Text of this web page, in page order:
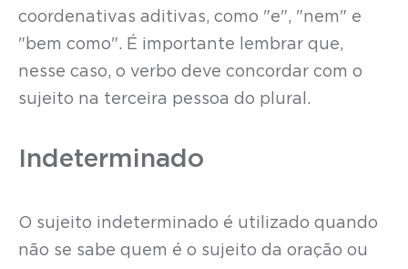
coordenativas aditivas, como "e", "nem" e
"bem como". É importante lembrar que,
nesse caso, o verbo deve concordar com o
sujeito na terceira pessoa do plural.
Indeterminado
O sujeito indeterminado é utilizado quando
não se sabe quem é o sujeito da oração ou